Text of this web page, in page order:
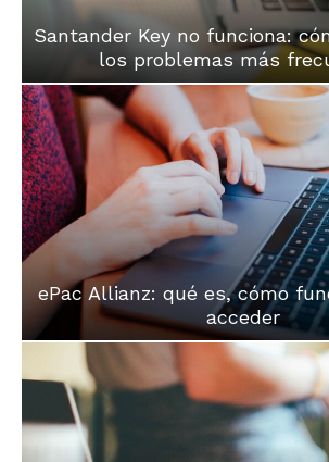
Santander Key no funciona:
los problemas más
ePac Allianz: qué es, cómo
acceder